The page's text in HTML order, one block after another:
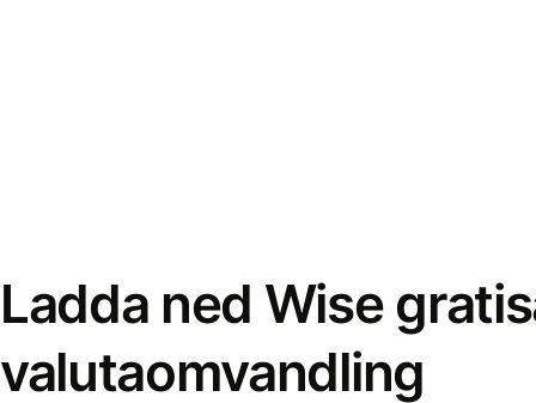
Ladda ned Wise
valutaomvandling